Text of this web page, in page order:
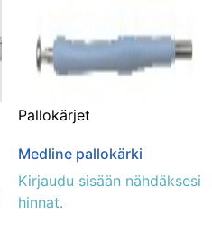
Pallokärjet
Medline pallokärki
Kirjaudu sisään nähdäksesi
hinnat.